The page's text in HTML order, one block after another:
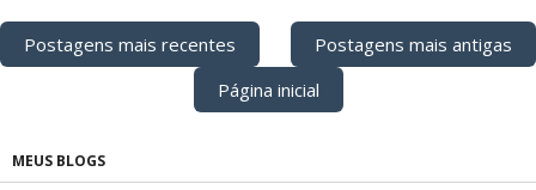
Postagens mais recentes
Postagens mais antigas
Página inicial
MEUS BLOGS